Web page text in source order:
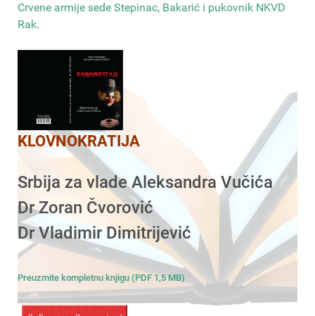
Crvene armije sede Stepinac, Bakarić i pukovnik NKVD
Rak.
KLOVNOKRATIJA
Srbija za vlade Aleksandra Vučića
Dr Zoran Čvorović
Dr Vladimir Dimitrijević
Preuzmite kompletnu knjigu (PDF 1,5 MB)